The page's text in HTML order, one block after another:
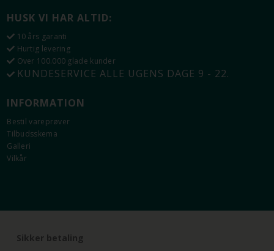
HUSK VI HAR ALTID:
10 års garanti
Hurtig levering
Over 100.000 glade kunder
KUNDESERVICE ALLE UGENS DAGE 9 - 22.
INFORMATION
Bestil vareprøver
Tilbudsskema
Galleri
Vilkår
Sikker betaling